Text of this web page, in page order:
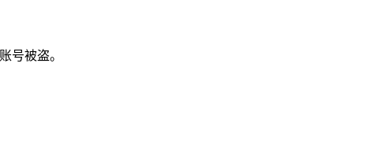
号被盗。